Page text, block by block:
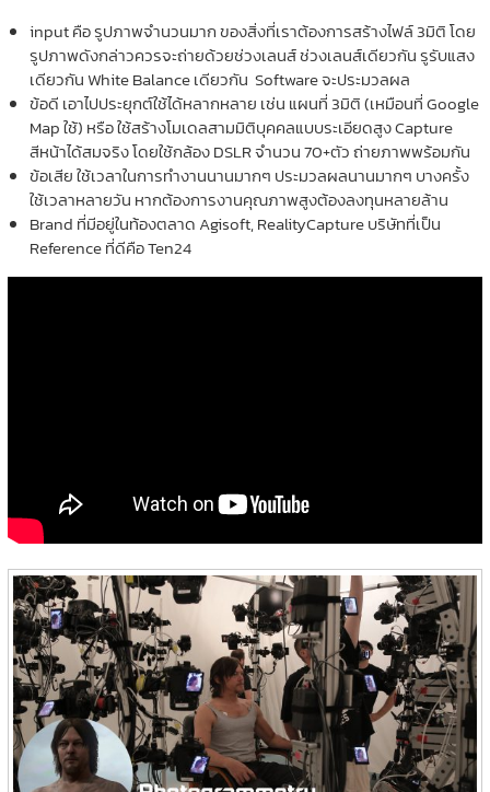
input คือ รูปภาพจำนวนมาก ของสิ่งที่เราต้องการสร้างไฟล์ 3มิติ โดย
รูปภาพดังกล่าวควรจะถ่ายด้วยช่วงเลนส์ ช่วงเลนส์เดียวกัน รูรับแสง
เดียวกัน White Balance เดียวกัน Software จะประมวลผล
ข้อดี เอาไปประยุกต์ใช้ได้หลากหลาย เช่น แผนที่ 3มิติ (เหมือนที่ Google
Map ใช้) หรือ ใช้สร้างโมเดลสามมิติบุคคลแบบระเอียดสูง Capture
สีหน้าได้สมจริง โดยใช้กล้อง DSLR จำนวน 70+ตัว ถ่ายภาพพร้อมกัน
ข้อเสีย ใช้เวลาในการทำงานนานมากๆ ประมวลผลนานมากๆ บางครั้ง
ใช้เวลาหลายวัน หากต้องการงานคุณภาพสูงต้องลงทุนหลายล้าน
Brand ที่มีอยู่ในท้องตลาด Agisoft, RealityCapture บริษัทที่เป็น
Reference ที่ดีคือ Ten24